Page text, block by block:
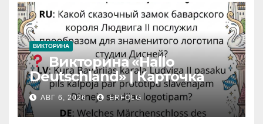
ВИКТОРИНА
Викторина «Hallo
Deutschland» | Карточка
№46
Замок вдохновения
АВГ 6, 2026 ERFOLG